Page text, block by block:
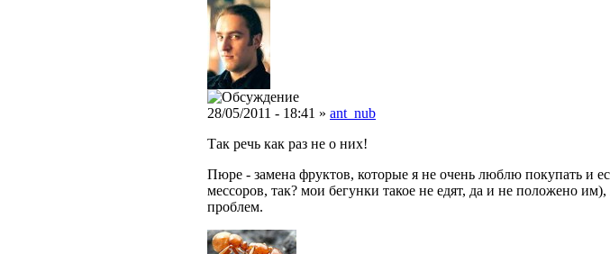
28/05/2011 - 18:41 » ant_nub
Так речь как раз не о них!
Пюре - замена фруктов, которые я не очень люблю покупать и
мессоров, так? мои бегунки такое не едят, да и не положено
проблем.